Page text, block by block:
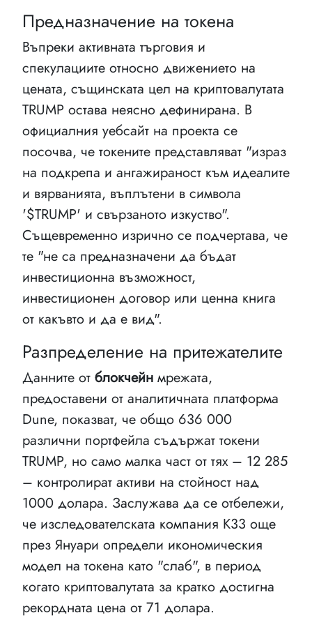
Предназначение на токена
Въпреки активната търговия и
спекулациите относно движението на
цената, същинската цел на криптовалутата
TRUMP остава неясно дефинирана. В
официалния уебсайт на проекта се
посочва, че токените представляват "израз
на подкрепа и ангажираност към идеалите
и вярванията, въплътени в символа
'$TRUMP' и свързаното изкуство".
Същевременно изрично се подчертава, че
те "не са предназначени да бъдат
инвестиционна възможност,
инвестиционен договор или ценна книга
от какъвто и да е вид".
Разпределение на притежателите
Данните от блокчейн мрежата,
предоставени от аналитичната платформа
Dune, показват, че общо 636 000
различни портфейла съдържат токени
TRUMP, но само малка част от тях – 12 285
– контролират активи на стойност над
1000 долара. Заслужава да се отбележи,
че изследователската компания K33 още
през Януари определи икономическия
модел на токена като "слаб", в период
когато криптовалутата за кратко достигна
рекордната цена от 71 долара.